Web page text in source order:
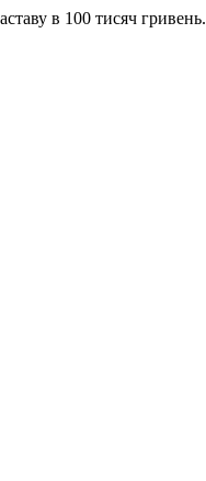
в 100 тисяч гривень.